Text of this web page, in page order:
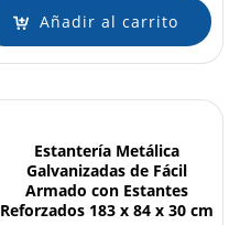
Añadir al carrito
Estantería Metálica
Galvanizadas de Fácil
Armado con Estantes
Reforzados 183 x 84 x 30 cm